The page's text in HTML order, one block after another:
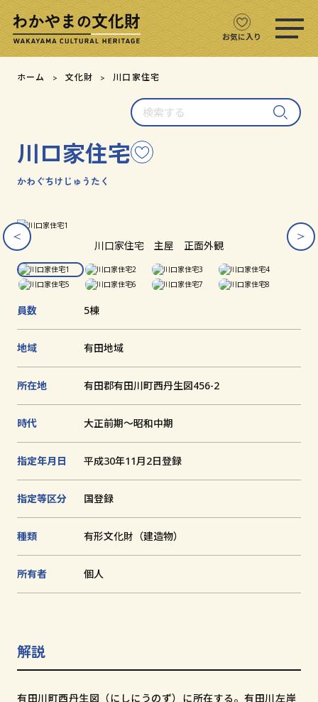
お気に入り
ー
開
文化財をさがす
文化財マップ
テーマからさがす
文化財をめぐる
用語集
文化財とは
文化財に関する資料
サイトの利用方法
プライバシーポリシー
和歌山県教育庁生涯学習局文化遺産課
和歌山市小松原通一丁目1番地
ホーム 文化財 川口家住宅
検
索
川口家住宅こ
の
お
気
に
入
追
かわぐちけじゅうたく
川口家住宅 主屋 正面外観
ス
ラ
イ
ダ
ー
画
を
目
切
り
え
る
ス
ラ
イ
ダ
ー
画
を
目
切
り
え
る
ス
ラ
イ
ダ
ー
画
を
目
切
り
え
る
ス
ラ
イ
ダ
ー
画
を
目
切
り
え
る
ス
ラ
イ
ダ
ー
画
を
目
切
り
え
る
ス
ラ
イ
ダ
ー
画
を
目
切
り
え
る
ス
ラ
イ
ダ
ー
画
を
目
切
り
え
る
ス
ラ
イ
ダ
ー
画
を
目
切
り
え
る
員数 5棟
地域 有田地域
所在地 有田郡有田川町西丹生図456-2
時代 大正前期～昭和中期
指定年月日 平成30年11月2日登録
指定等区分 国登録
種類 有形文化財（建造物）
所有者 個人
解説
有田川町西丹生図（にしにうのず）に所在する。有田川左岸